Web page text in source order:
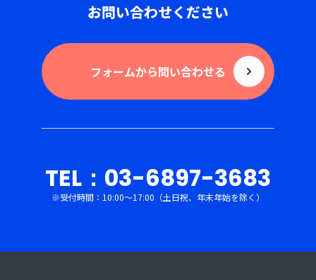
お問い合わせください
フォームから問い合わせる
TEL：03-6897-3683
※受付時間：10:00〜17:00（土日祝、年末年始を除く）